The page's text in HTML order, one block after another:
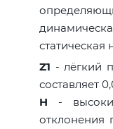
статическая
Z1 - лёгкий
составляет
H -
отклонения